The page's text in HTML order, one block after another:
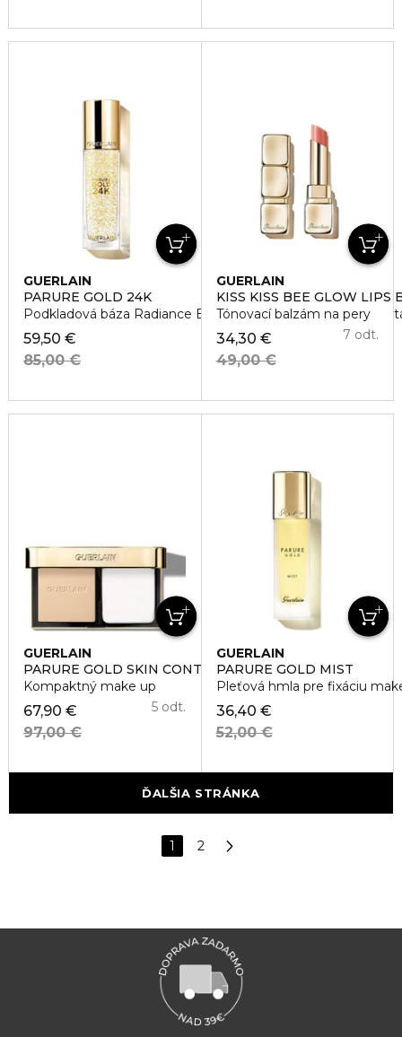
GUERLAIN
PARURE GOLD 24K
Podkladová báza Radiance Booster Perfection - 24H
59,50 €
85,00 €
GUERLAIN
KISS KISS BEE GLOW LIPS
Tónovací balzám na pery
34,30 €
49,00 €
7 odt.
GUERLAIN
PARURE GOLD SKIN CONTROL
Kompaktný make up
67,90 €
97,00 €
5 odt.
GUERLAIN
PARURE GOLD MIST
Pleťová hmla pre fixáciu
36,40 €
52,00 €
ĎALŠIA STRÁNKA
1 2